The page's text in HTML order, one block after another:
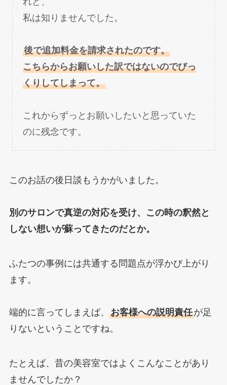
私は知りませんでした。
後で追加料金を請求されたのです。
こちらからお願いした訳ではないのでびっ
くりしてしまって。
これからずっとお願いしたいと思っていた
のに残念です。
このお話の後日談もうかがいました。
別のサロンで真逆の対応を受け、この時の釈然と
しない想いが蘇ってきたのだとか。
ふたつの事例には共通する問題点が浮かび上がり
ます。
端的に言ってしまえば、 お客様への説明責任が足
りないということですね。
たとえば、昔の美容室ではよくこんなことがあり
ませんでしたか？